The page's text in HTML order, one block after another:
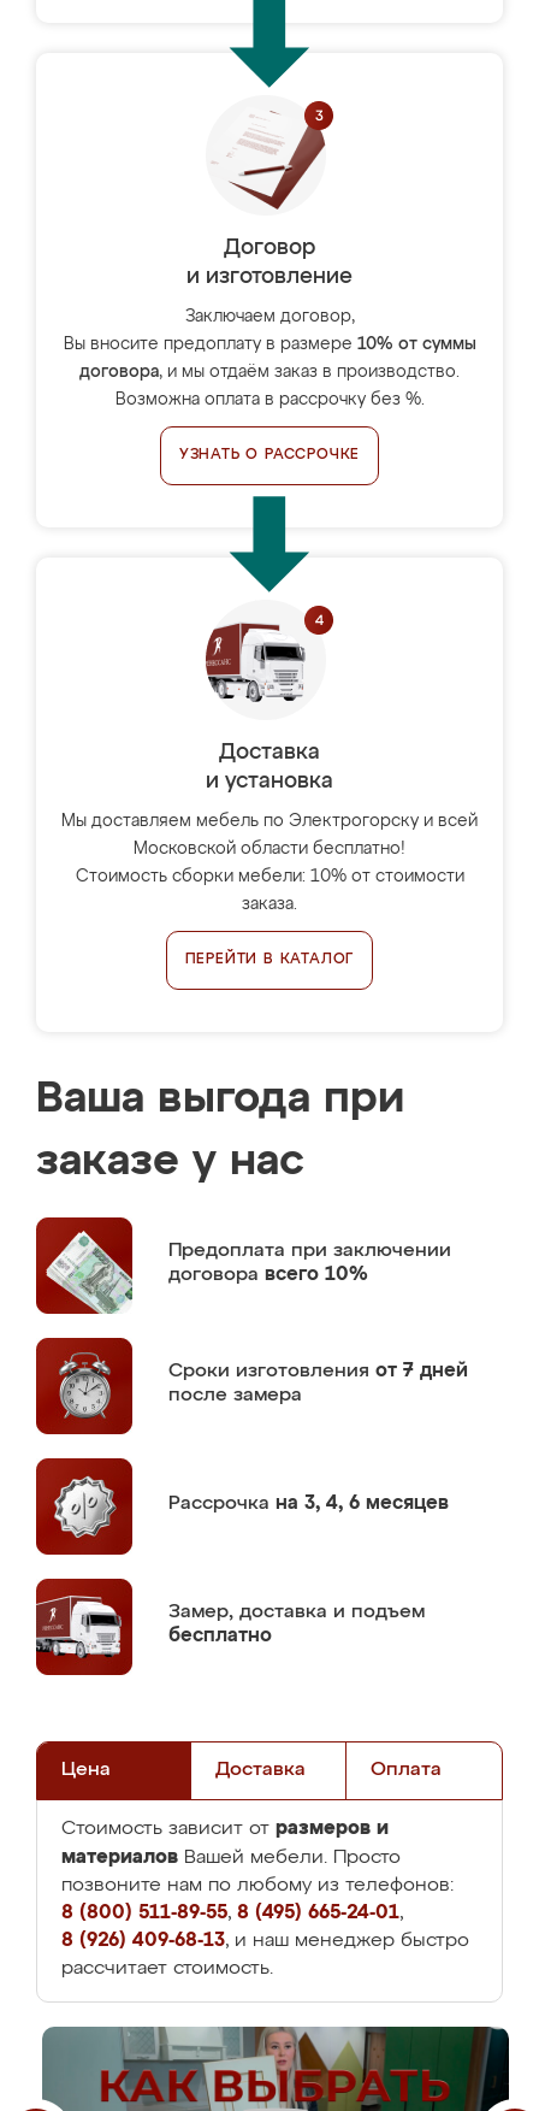
Договор
и изготовление
Заключаем договор,
Вы вносите предоплату в размере 10% от суммы
договора, и мы отдаём заказ в производство.
Возможна оплата в рассрочку без %.
УЗНАТЬ О РАССРОЧКЕ
Доставка
и установка
Мы доставляем мебель по Электрогорску и всей
Московской области бесплатно!
Стоимость сборки мебели: 10% от стоимости
заказа.
ПЕРЕЙТИ В КАТАЛОГ
Ваша выгода при
заказе у нас
Предоплата при заключении
договора всего 10%
Сроки изготовления от 7 дней
после замера
Рассрочка на 3, 4, 6 месяцев
Замер, доставка и подъем
бесплатно
Цена Доставка Оплата
Стоимость зависит от размеров и
материалов Вашей мебели. Просто
позвоните нам по любому из телефонов:
8 (800) 511-89-55, 8 (495) 665-24-01,
8 (926) 409-68-13, и наш менеджер быстро
рассчитает стоимость.